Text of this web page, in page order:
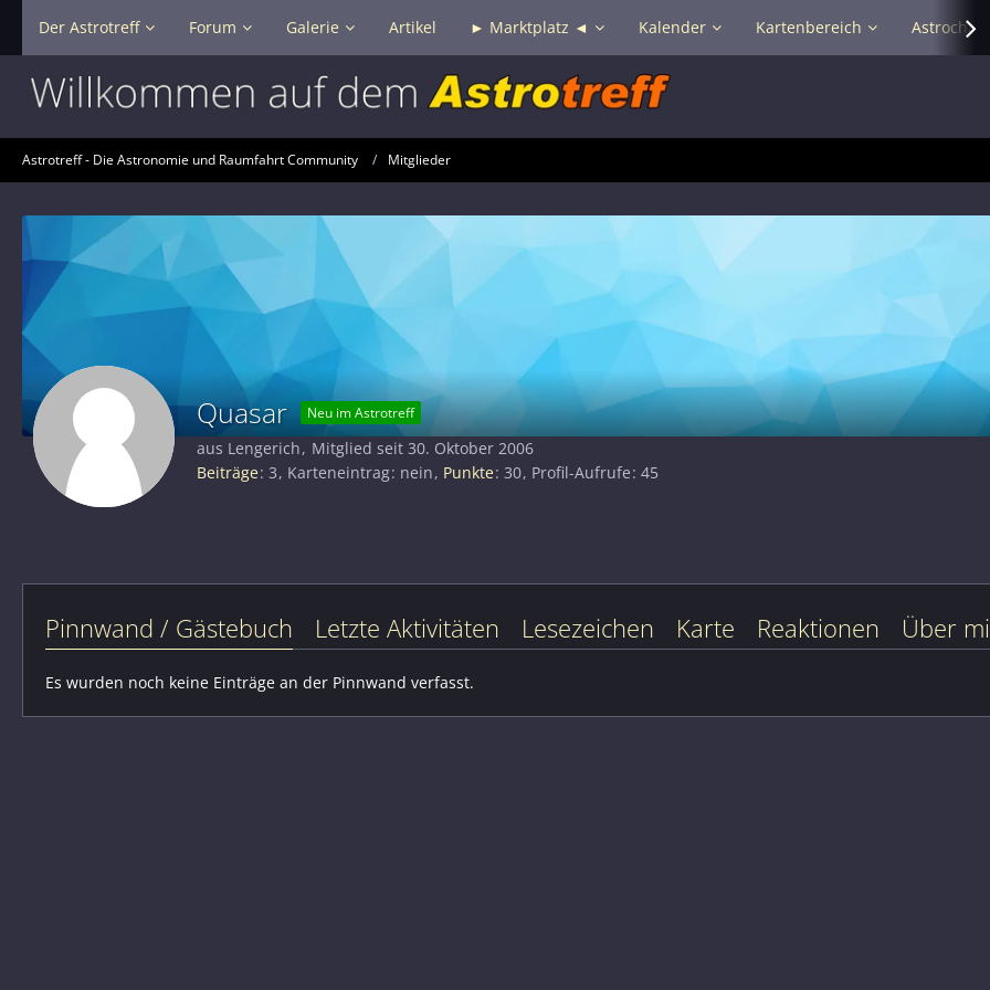
Der Astrotreff Forum Galerie Artikel ► Marktplatz ◄ Kalender Kartenbereich Astrochat
Astrotreff - Die Astronomie und Raumfahrt Community Mitglieder
Quasar Neu im Astrotreff
aus Lengerich
Mitglied seit 30. Oktober 2006
Beiträge 3 Karteneintrag nein Punkte 30 Profil-Aufrufe 45
Pinnwand / Gästebuch Letzte Aktivitäten Lesezeichen Karte Reaktionen Über
Es wurden noch keine Einträge an der Pinnwand verfasst.